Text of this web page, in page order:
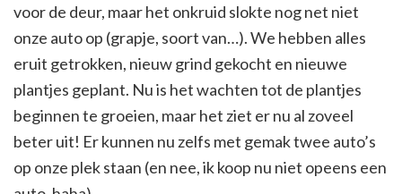
voor de deur, maar het onkruid slokte nog net niet
onze auto op (grapje, soort van…). We hebben alles
eruit getrokken, nieuw grind gekocht en nieuwe
plantjes geplant. Nu is het wachten tot de plantjes
beginnen te groeien, maar het ziet er nu al zoveel
beter uit! Er kunnen nu zelfs met gemak twee auto’s
op onze plek staan (en nee, ik koop nu niet opeens een